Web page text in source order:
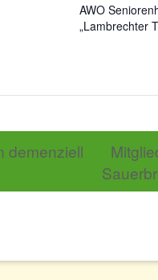
AWO
„Lambrechter
demenziell